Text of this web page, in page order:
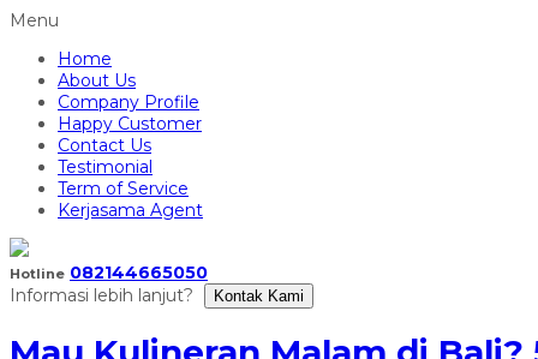
Menu
Home
About Us
Company Profile
Happy Customer
Contact Us
Testimonial
Term of Service
Kerjasama Agent
Hotline 082144665050
Informasi lebih lanjut?
Kontak Kami